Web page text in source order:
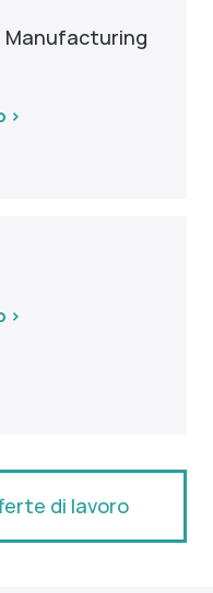
Manufacturing
>
>
di lavoro